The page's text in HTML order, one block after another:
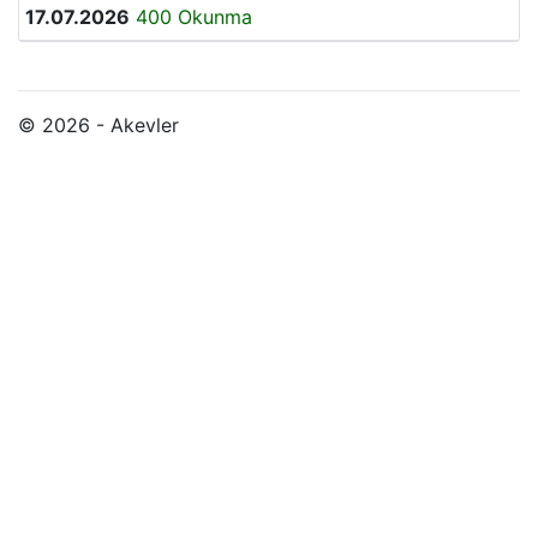
17.07.2026 400 Okunma
© 2026 - Akevler